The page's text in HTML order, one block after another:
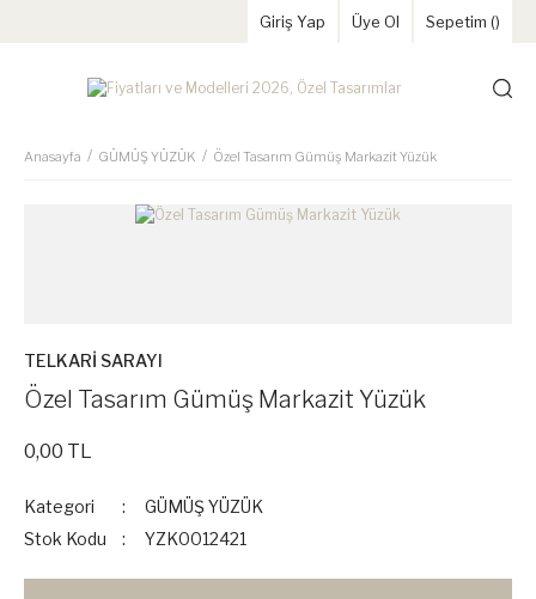
Giriş Yap Üye Ol Sepetim ()
Anasayfa GÜMÜŞ YÜZÜK Özel Tasarım Gümüş Markazit Yüzük
TELKARİ SARAYI
Özel Tasarım Gümüş Markazit Yüzük
0,00 TL
Kategori
GÜMÜŞ YÜZÜK
Stok Kodu
YZK0012421